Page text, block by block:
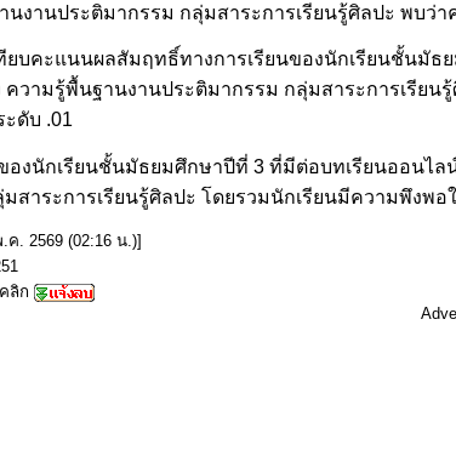
นงานประติมากรรม กลุ่มสาระการเรียนรู้ศิลปะ พบ
ทียบคะแนนผลสัมฤทธิ์ทางการเรียนของนักเรียนชั้นมั
ความรู้พื้นฐานงานประติมากรรม กลุ่มสาระการเรียน
ดับ .01
องนักเรียนชั้นมัธยมศึกษาปีที่ 3 ที่มีต่อบทเรียนออนไ
สาระการเรียนรู้ศิลปะ โดยรวมนักเรียนมีความพึงพ
ค. 2569 (02:16 น.)]
ลิก